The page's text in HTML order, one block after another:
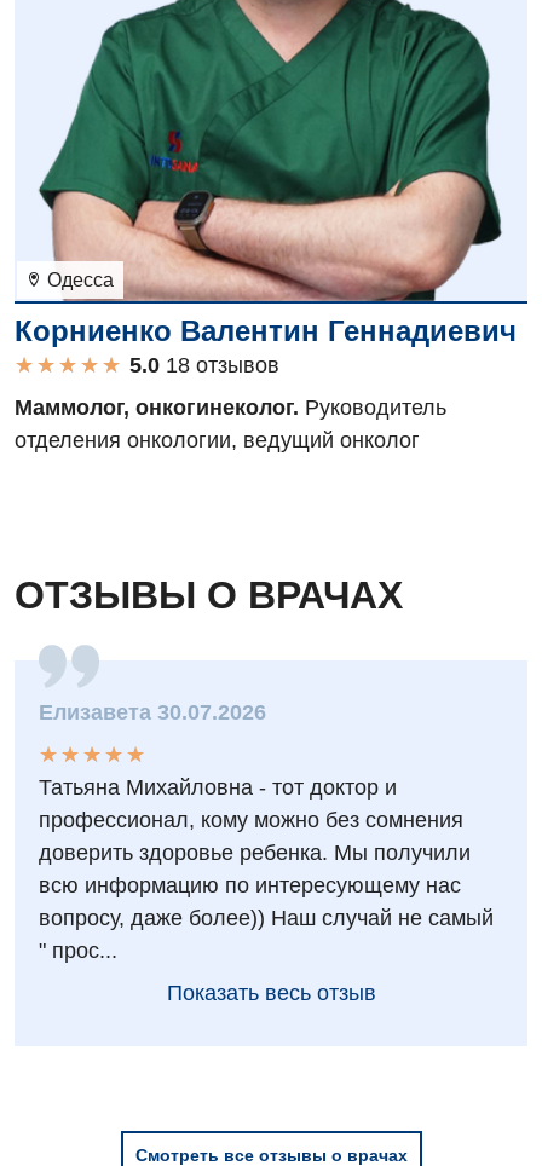
Одесса
Корниенко Валентин Геннадиевич
★
★
★
★
★
★ ★ ★ ★ ★
18 отзывов
Маммолог, онкогинеколог. Руководитель
отделения онкологии, ведущий онколог
ОТЗЫВЫ О ВРАЧАХ
Елизавета 30.07.2026
★
★
★
★
★
★ ★ ★ ★ ★
Татьяна Михайловна - тот доктор и
профессионал, кому можно без сомнения
доверить здоровье ребенка. Мы получили
всю информацию по интересующему нас
вопросу, даже более)) Наш случай не самый
" прос...
Показать весь отзыв
Смотреть все отзывы о врачах